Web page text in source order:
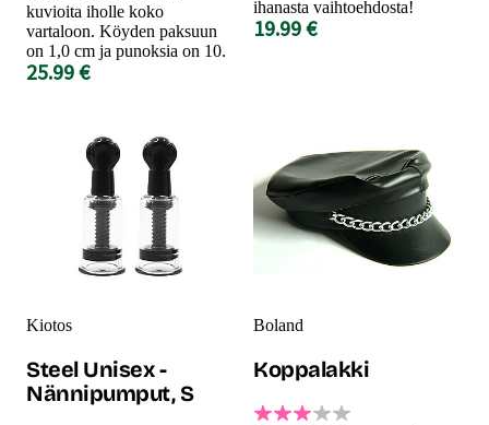
kuvioita iholle koko
vartaloon. Köyden paksuun
on 1,0 cm ja punoksia on 10.
25.99 €
ihanasta vaihtoehdosta!
19.99 €
Kiotos
Steel Unisex -
Nännipumput, S
Boland
Koppalakki